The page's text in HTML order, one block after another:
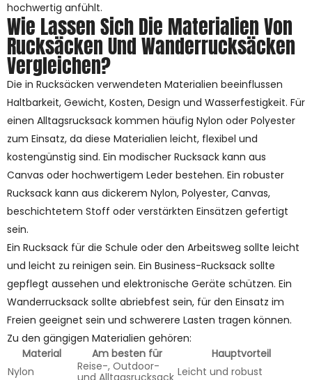
hochwertig anfühlt.
Wie Lassen Sich Die Materialien Von
Rucksäcken Und Wanderrucksäcken
Vergleichen?
Die in Rucksäcken verwendeten Materialien beeinflussen
Haltbarkeit, Gewicht, Kosten, Design und Wasserfestigkeit. Für
einen Alltagsrucksack kommen häufig Nylon oder Polyester
zum Einsatz, da diese Materialien leicht, flexibel und
kostengünstig sind. Ein modischer Rucksack kann aus
Canvas oder hochwertigem Leder bestehen. Ein robuster
Rucksack kann aus dickerem Nylon, Polyester, Canvas,
beschichtetem Stoff oder verstärkten Einsätzen gefertigt
sein.
Ein Rucksack für die Schule oder den Arbeitsweg sollte leicht
und leicht zu reinigen sein. Ein Business-Rucksack sollte
gepflegt aussehen und elektronische Geräte schützen. Ein
Wanderrucksack sollte abriebfest sein, für den Einsatz im
Freien geeignet sein und schwerere Lasten tragen können.
Zu den gängigen Materialien gehören:
Material
Am besten für
Hauptvorteil
Nylon
Reise-, Outdoor-
Leicht und robust